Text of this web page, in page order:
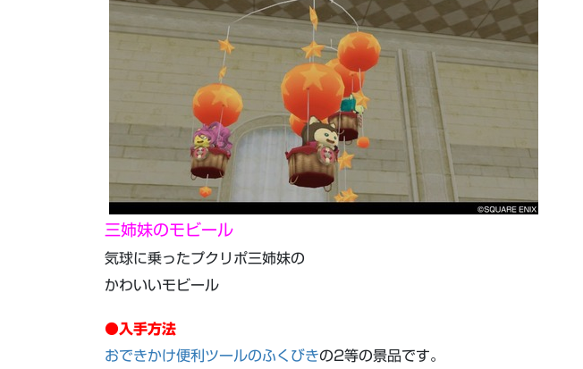
三姉妹のモビール
気球に乗ったプクリポ三姉妹の
かわいいモビール
●入手方法
おできかけ便利ツールのふくびきの2等の景品です。